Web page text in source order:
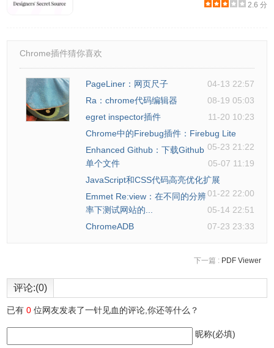
7.点击Relationship可以查看关系。
8点击Redirects可以重定向。
2.6 分
Chrome插件猜你喜欢
PageLiner：网页尺子
04-13 22:57
Ra：chrome代码编辑器
08-19 05:03
egret inspector插件
11-20 10:23
Chrome中的Firebug插件：Firebug Lite
05-23 21:22
Enhanced Github：下载Github
单个文件
05-07 11:19
JavaScript和CSS代码高亮优化扩展
01-22 22:00
Emmet Re:view：在不同的分辨
率下测试网站的...
05-14 22:51
ChromeADB
07-23 23:33
下一篇 : PDF Viewer
评论:(0)
已有0 位网友发表了一针见血的评论,你还等什么？
昵称(必填)